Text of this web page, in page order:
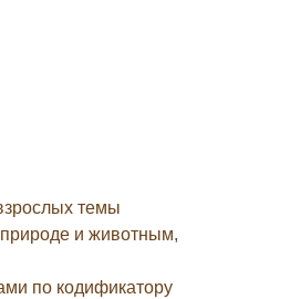
темы
и животным,
по кодификатору